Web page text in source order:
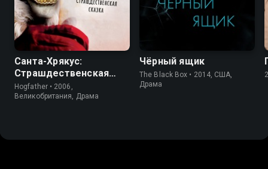
Санта-Хрякус:
Страшдественская
сказка
Hogfather • 2006,
Великобритания, Драма
Чёрный ящик
The Black Box • 2014, США,
Драма